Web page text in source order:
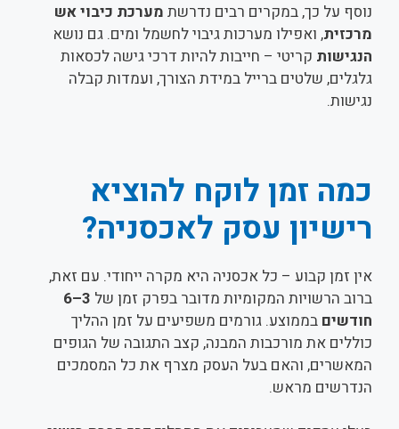
נוסף על כך, במקרים רבים נדרשת מערכת כיבוי אש
מרכזית, ואפילו מערכות גיבוי לחשמל ומים. גם נושא
הנגישות קריטי – חייבות להיות דרכי גישה לכסאות
גלגלים, שלטים ברייל במידת הצורך, ועמדות קבלה
נגישות.
כמה זמן לוקח להוציא
רישיון עסק לאכסניה?
אין זמן קבוע – כל אכסניה היא מקרה ייחודי. עם זאת,
ברוב הרשויות המקומיות מדובר בפרק זמן של 3–6
חודשים בממוצע. גורמים משפיעים על זמן ההליך
כוללים את מורכבות המבנה, קצב התגובה של הגופים
המאשרים, והאם בעל העסק מצרף את כל המסמכים
הנדרשים מראש.